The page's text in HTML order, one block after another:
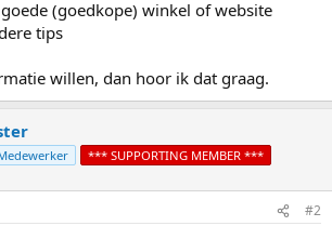
(goedkope) winkel of website
tips
willen, dan hoor ik dat graag.
*** SUPPORTING MEMBER ***
#2